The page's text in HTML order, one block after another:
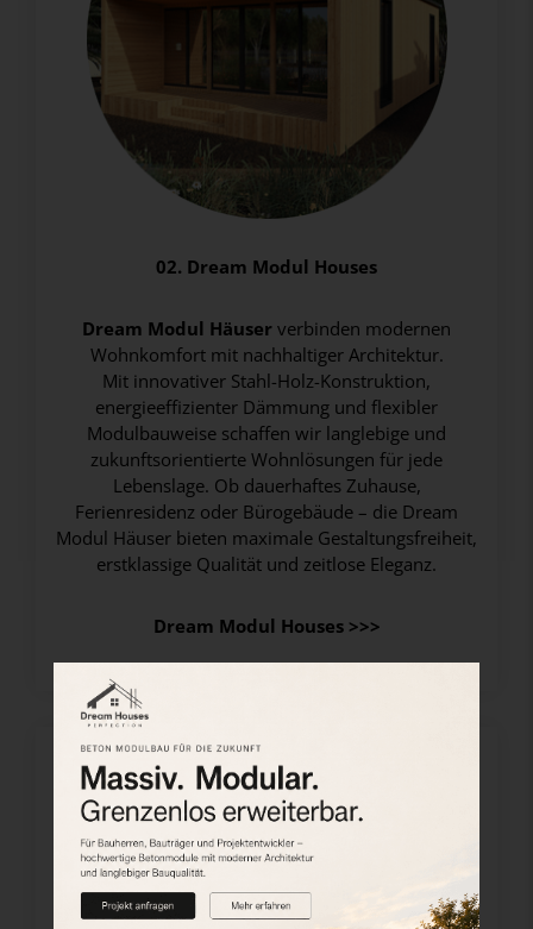
02. Dream Modul Houses
Dream Modul Häuser verbinden modernen
Wohnkomfort mit nachhaltiger Architektur.
Mit innovativer Stahl-Holz-Konstruktion,
energieeffizienter Dämmung und flexibler
Modulbauweise schaffen wir langlebige und
zukunftsorientierte Wohnlösungen für jede
Lebenslage. Ob dauerhaftes Zuhause,
Ferienresidenz oder Bürogebäude – die Dream
Modul Häuser bieten maximale Gestaltungsfreiheit,
erstklassige Qualität und zeitlose Eleganz.
Dream Modul Houses >>>